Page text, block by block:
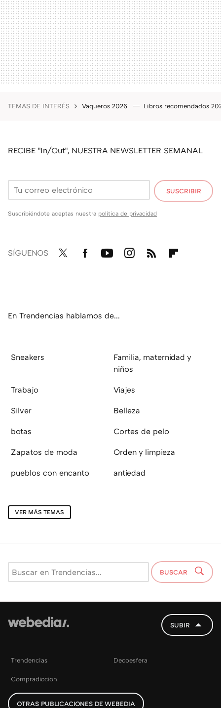
TEMAS DE INTERÉS Vaqueros 2026 Libros recomendados
RECIBE "In/Out", NUESTRA NEWSLETTER SEMANAL
SUSCRIBIR
Suscribiéndote aceptas nuestra política de privacidad
SÍGUENOS
En Trendencias hablamos de...
Sneakers
Familia, maternidad y
niños
Trabajo Viajes
Silver Belleza
botas Cortes de pelo
Zapatos de moda Orden y limpieza
pueblos con encanto antiedad
VER MÁS TEMAS
BUSCAR
SUBIR
Trendencias Decoesfera
Compradiccion
OTRAS PUBLICACIONES DE WEBEDIA